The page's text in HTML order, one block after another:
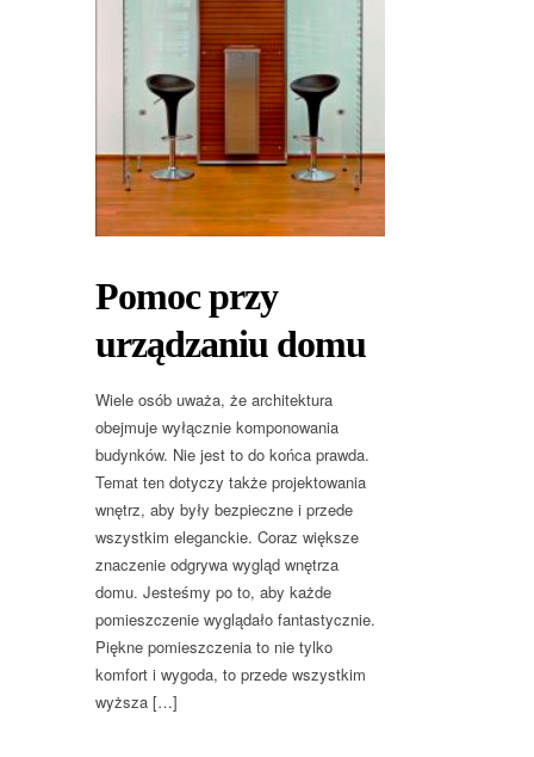
Pomoc przy
urządzaniu domu
Wiele osób uważa, że architektura
obejmuje wyłącznie komponowania
budynków. Nie jest to do końca prawda.
Temat ten dotyczy także projektowania
wnętrz, aby były bezpieczne i przede
wszystkim eleganckie. Coraz większe
znaczenie odgrywa wygląd wnętrza
domu. Jesteśmy po to, aby każde
pomieszczenie wyglądało fantastycznie.
Piękne pomieszczenia to nie tylko
komfort i wygoda, to przede wszystkim
wyższa […]